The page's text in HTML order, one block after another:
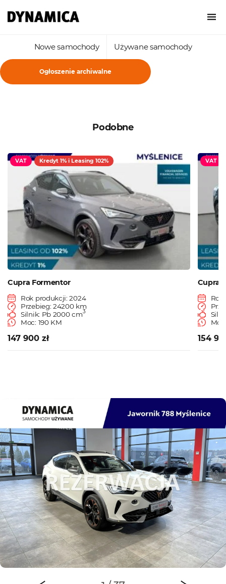
Nowe samochody Używane samochody
Ogłoszenie archiwalne
Podobne
VAT Kredyt 1% i Leasing 102%
Cupra Formentor
Rok produkcji: 2024
Przebieg: 24200 km
Silnik: Pb 2000 cm3
Moc: 190 KM
147 900 zł
VAT
Cupra
Rok
154